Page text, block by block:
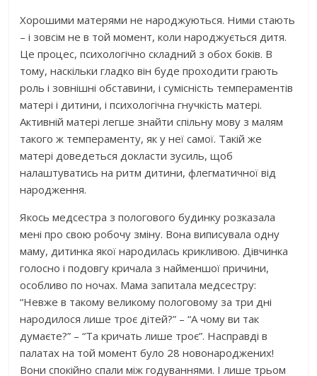
Хорошими матерями не народжуються. Ними стають
– і зовсім не в той момент, коли народжується дитя.
Це процес, психологічно складний з обох боків. В
тому, наскільки гладко він буде проходити грають
роль і зовнішні обставини, і сумісність темпераментів
матері і дитини, і психологічна гнучкість матері.
Активній матері легше знайти спільну мову з малям
такого ж темпераменту, як у неї самої. Такій же
матері доведеться докласти зусиль, щоб
налаштуватись на ритм дитини, флегматичної від
народження.
Якось медсестра з пологового будинку розказала
мені про свою робочу зміну. Вона виписувала одну
маму, дитинка якої народилась крикливою. Дівчинка
голосно і подовгу кричала з найменшої причини,
особливо по ночах. Мама запитала медсестру:
“Невже в такому великому пологовому за три дні
народилося лише троє дітей?” – “А чому ви так
думаєте?” – “Та кричать лише троє”. Насправді в
палатах на той момент було 28 новонароджених!
Вони спокійно спали між годуваннями. І лише трьом